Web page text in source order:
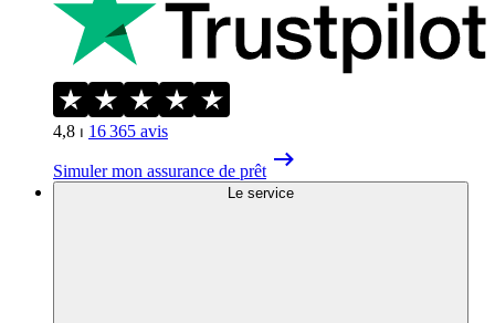
4,8 ⏐ 16 365 avis
Simuler mon assurance de prêt
Le service